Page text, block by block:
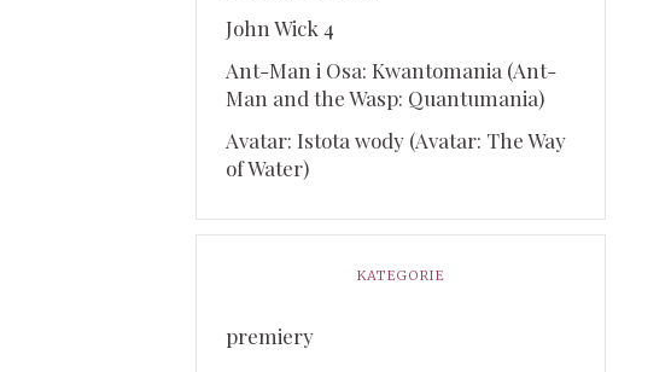
John Wick 4
Ant-Man i Osa: Kwantomania (Ant-
Man and the Wasp: Quantumania)
Avatar: Istota wody (Avatar: The Way
of Water)
KATEGORIE
premiery